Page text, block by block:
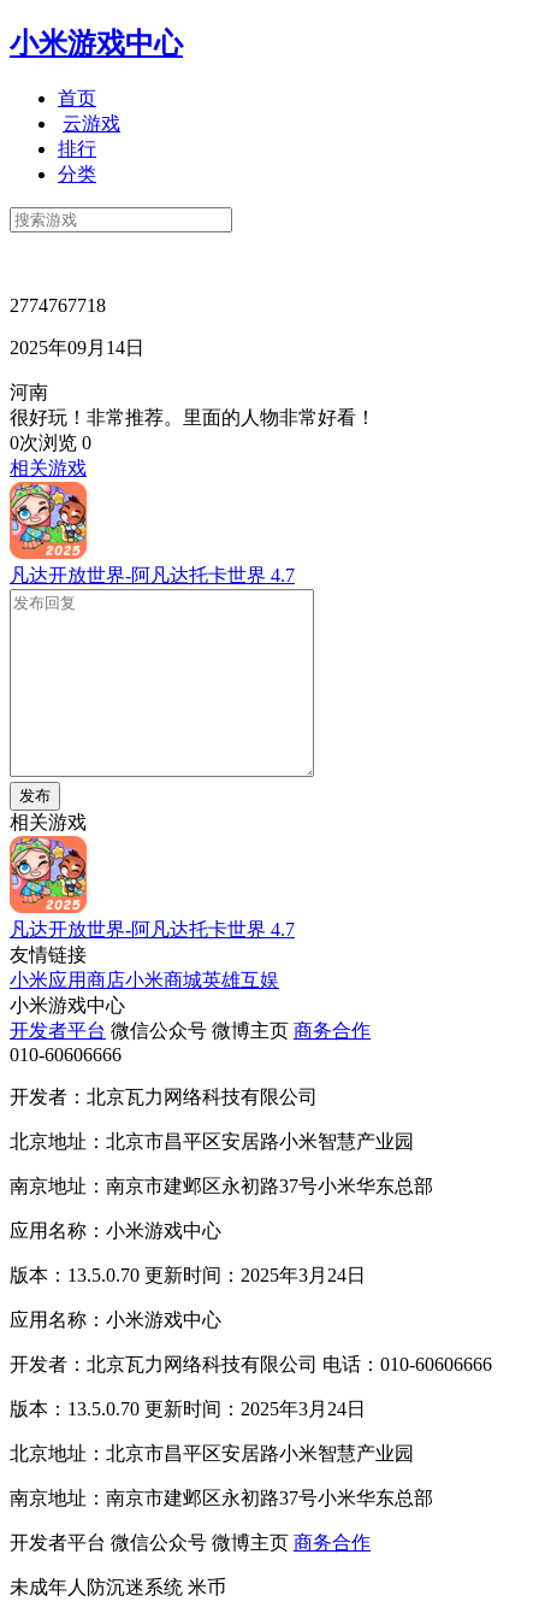
小米游戏中心
首页
云游戏
排行
分类
2774767718
2025年09月14日
河南
很好玩！非常推荐。里面的人物非常好看！
0次浏览 0
相关游戏
凡达开放世界-阿凡达托卡世界 4.7
发布
相关游戏
凡达开放世界-阿凡达托卡世界 4.7
友情链接
小米应用商店小米商城英雄互娱
小米游戏中心
开发者平台 微信公众号 微博主页 商务合作
010-60606666
开发者：北京瓦力网络科技有限公司
北京地址：北京市昌平区安居路小米智慧产业园
南京地址：南京市建邺区永初路37号小米华东总部
应用名称：小米游戏中心
版本：13.5.0.70 更新时间：2025年3月24日
应用名称：小米游戏中心
开发者：北京瓦力网络科技有限公司 电话：010-60606666
版本：13.5.0.70 更新时间：2025年3月24日
北京地址：北京市昌平区安居路小米智慧产业园
南京地址：南京市建邺区永初路37号小米华东总部
开发者平台 微信公众号 微博主页 商务合作
未成年人防沉迷系统 米币